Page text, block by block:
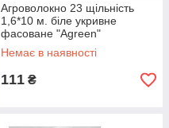
Агроволокно 23 щільність
1,6*10 м. біле укривне
фасоване "Agreen"
Немає в наявності
111 ₴